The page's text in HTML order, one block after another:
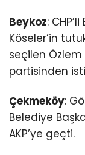
Beykoz:
Köseler’in
seçilen
partisinden
Çekmeköy:
Belediye
AKP’ye geçti.